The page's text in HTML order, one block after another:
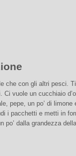
che con gli altri pesci.
Ci vuole un cucchiaio
pepe, un po’ di
i pacchetti e metti in
po’ dalla grandezza